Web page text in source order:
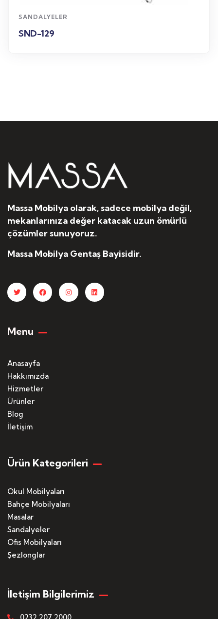
SANDALYELER
SND-129
Massa Mobilya olarak, sadece mobilya değil,
mekanlarınıza değer katacak uzun ömürlü
çözümler sunuyoruz.
Massa Mobilya Gentaş Bayisidir.
Menu
Anasayfa
Hakkımızda
Hizmetler
Ürünler
Blog
İletişim
Ürün Kategorileri
Okul Mobilyaları
Bahçe Mobilyaları
Masalar
Sandalyeler
Ofis Mobilyaları
Şezlonglar
İletişim Bilgilerimiz